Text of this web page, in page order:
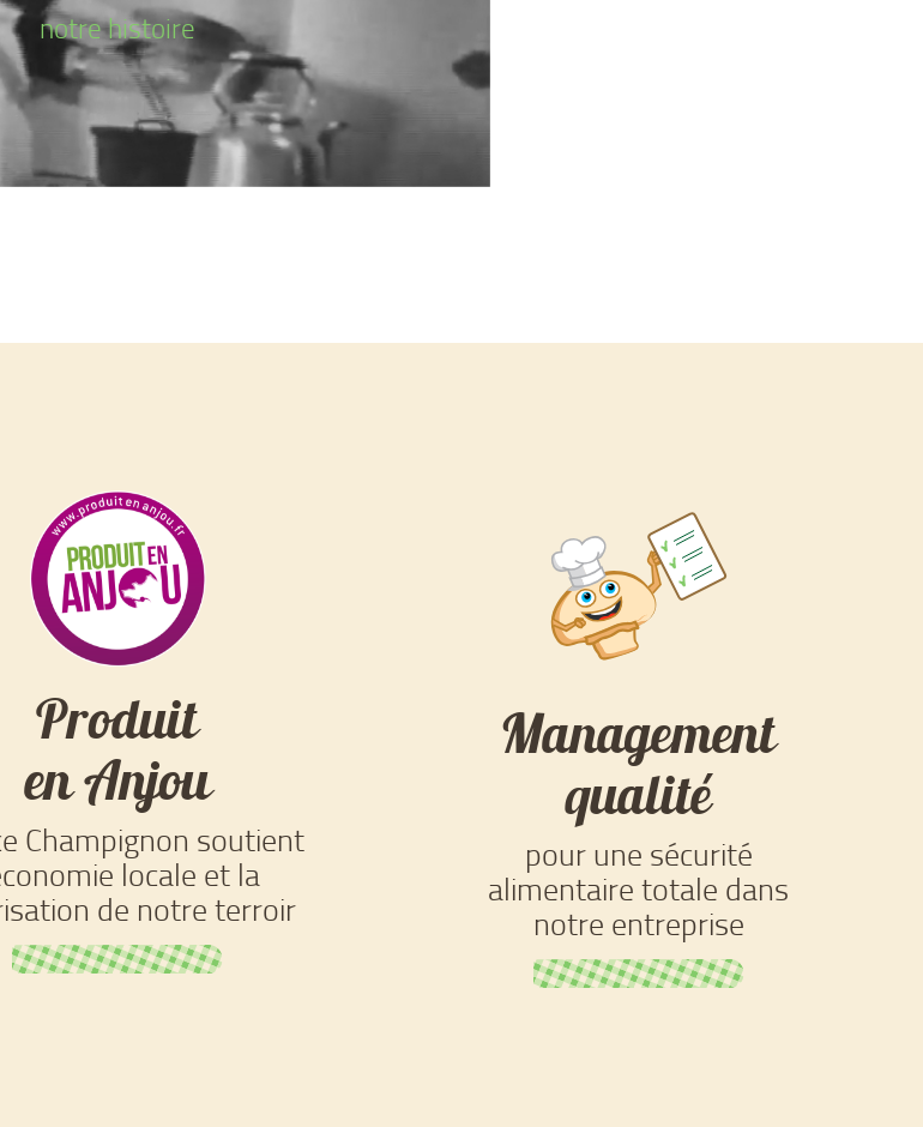
notre histoire
Produit
en Anjou
Champignon soutient
locale et la
de notre terroir
Management
qualité
pour une sécurité
alimentaire totale dans
notre entreprise